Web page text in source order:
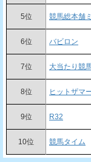
5位 競馬総本舗
6位 バビロン
7位 大当たり競
8位 ヒットザマ
9位 R32
10位 競馬タイム